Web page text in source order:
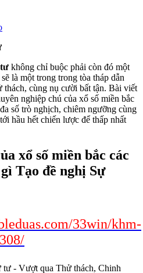
không chỉ buộc phải còn đó một
là một trong trong tòa tháp dẫn
thách, cùng nụ cười bất tận. Bài viết
nghiệp chú của xổ số miền bắc
số trò nghịch, chiêm ngưỡng cùng
hầu hết chiến lược để thấp nhất
xổ số miền bắc các
Tạo đề nghị Sự
33win/khm-